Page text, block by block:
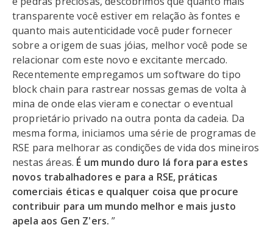
transparente você estiver em relação às fontes e
quanto mais autenticidade você puder fornecer
sobre a origem de suas jóias, melhor você pode se
relacionar com este novo e excitante mercado.
Recentemente empregamos um software do tipo
block chain para rastrear nossas gemas de volta à
mina de onde elas vieram e conectar o eventual
proprietário privado na outra ponta da cadeia. Da
mesma forma, iniciamos uma série de programas de
RSE para melhorar as condições de vida dos mineiros
nestas áreas. É um mundo duro lá fora para estes
novos trabalhadores e para a RSE, práticas
comerciais éticas e qualquer coisa que procure
contribuir para um mundo melhor e mais justo
apela aos Gen Z'ers. ”